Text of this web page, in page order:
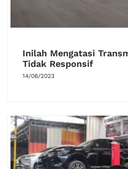
Inilah Mengatasi
Tidak Responsif
14/06/2023